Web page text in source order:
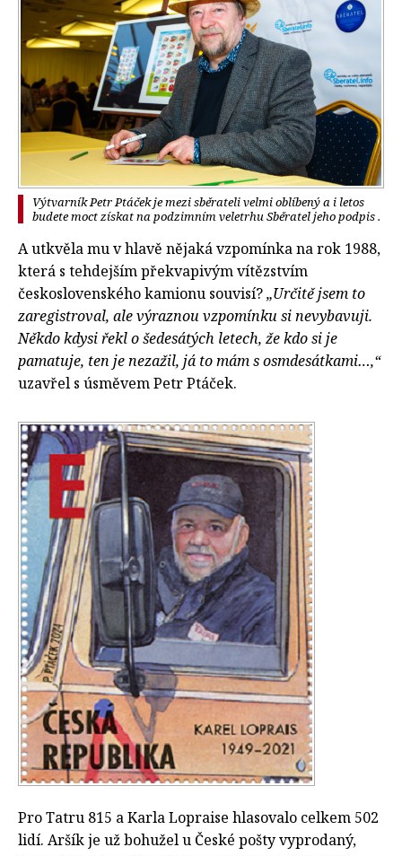
Výtvarník Petr Ptáček je mezi sběrateli velmi oblíbený a i letos
budete moct získat na podzimním veletrhu Sběratel jeho podpis .
A utkvěla mu v hlavě nějaká vzpomínka na rok 1988,
která s tehdejším překvapivým vítězstvím
československého kamionu souvisí?„Určitě jsem to
zaregistroval, ale výraznou vzpomínku si nevybavuji.
Někdo kdysi řekl o šedesátých letech, že kdo si je
pamatuje, ten je nezažil, já to mám s osmdesátkami…,“
uzavřel s úsměvem Petr Ptáček.
Pro Tatru 815 a Karla Lopraise hlasovalo celkem 502
lidí. Aršík je už bohužel u České pošty vyprodaný,